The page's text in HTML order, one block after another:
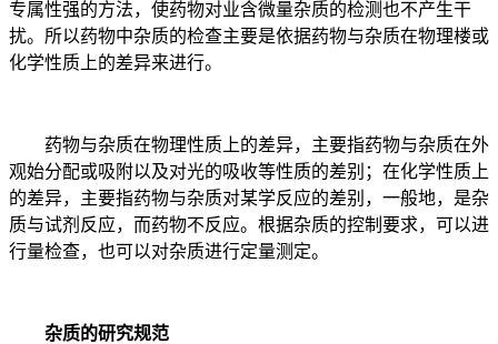
专属性强的方法，使药物对业含微量杂质的检测也不产生干
扰。所以药物中杂质的检查主要是依据药物与杂质在物理楼或
化学性质上的差异来进行。
药物与杂质在物理性质上的差异，主要指药物与杂质在外
观始分配或吸附以及对光的吸收等性质的差别；在化学性质上
的差异，主要指药物与杂质对某学反应的差别，一般地，是杂
质与试剂反应，而药物不反应。根据杂质的控制要求，可以进
行量检查，也可以对杂质进行定量测定。
杂质的研究规范